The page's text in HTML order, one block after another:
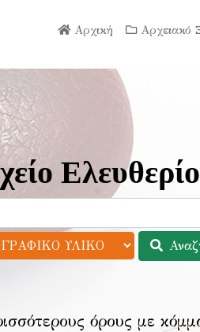
Αρχική Αρχειακό
όρους με